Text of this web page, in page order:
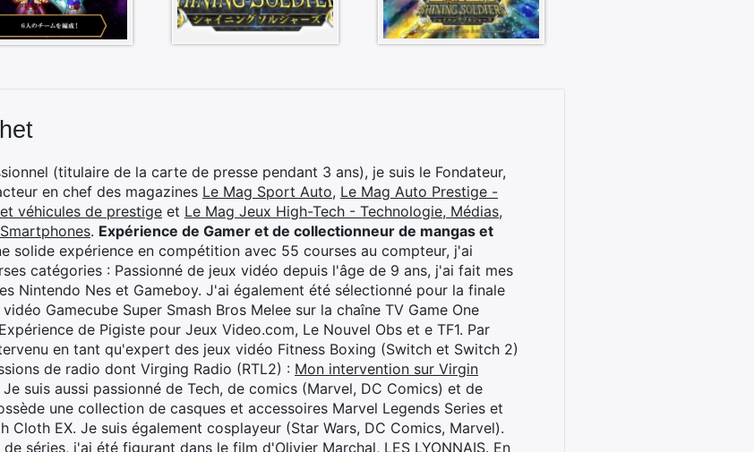
(titulaire de la carte de presse pendant 3 ans), je suis le Fondateur,
en chef des magazines Le Mag Sport Auto, Le Mag Auto Prestige -
véhicules de prestige et Le Mag Jeux High-Tech - Technologie, Médias,
. Expérience de Gamer et de collectionneur de mangas et
solide expérience en compétition avec 55 courses au compteur, j'ai
catégories : Passionné de jeux vidéo depuis l'âge de 9 ans, j'ai fait mes
Nintendo Nes et Gameboy. J'ai également été sélectionné pour la finale
Gamecube Super Smash Bros Melee sur la chaîne TV Game One
de Pigiste pour Jeux Video.com, Le Nouvel Obs et e TF1. Par
en tant qu'expert des jeux vidéo Fitness Boxing (Switch et Switch 2)
de radio dont Virging Radio (RTL2) : Mon intervention sur Virgin
Je suis aussi passionné de Tech, de comics (Marvel, DC Comics) et de
une collection de casques et accessoires Marvel Legends Series et
Cloth EX. Je suis également cosplayeur (Star Wars, DC Comics, Marvel).
séries, j'ai été figurant dans le film d'Olivier Marchal, LES LYONNAIS. En